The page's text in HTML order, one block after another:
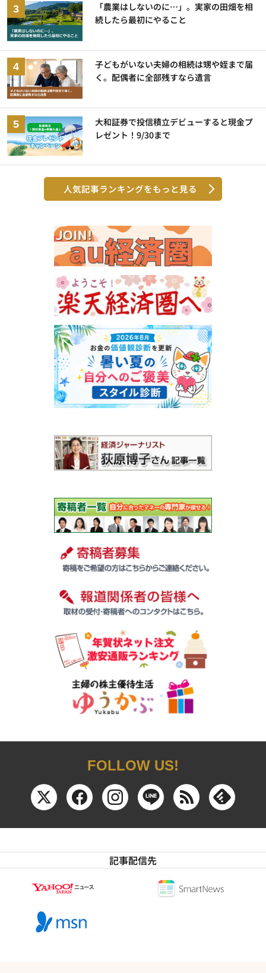
「農業はしないのに…」。実家の田畑を相
続したら最初にやること
子どもがいない夫婦の相続は甥や姪まで届
く。配偶者に全部残すなら遺言
大和証券で投信積立デビューすると現金プ
レゼント！9/30まで
人気記事ランキングをもっと見る
FOLLOW US!
記事配信先